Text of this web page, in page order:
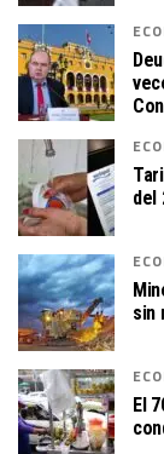
del
sin
El